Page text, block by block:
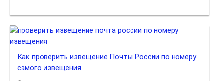
Как проверить извещение Почты России по номеру
самого извещения